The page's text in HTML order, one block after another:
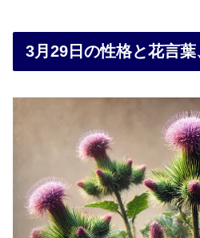
3月29日の性格と花言